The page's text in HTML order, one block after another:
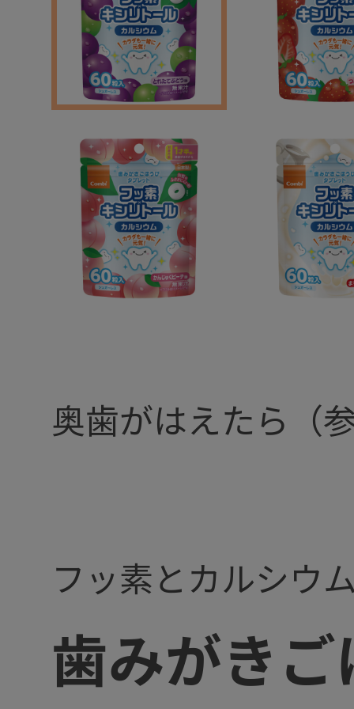
歯みがき
フッ素とカルシウ
奥歯がはえたら（